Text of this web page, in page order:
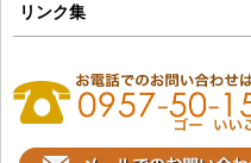
リンク集